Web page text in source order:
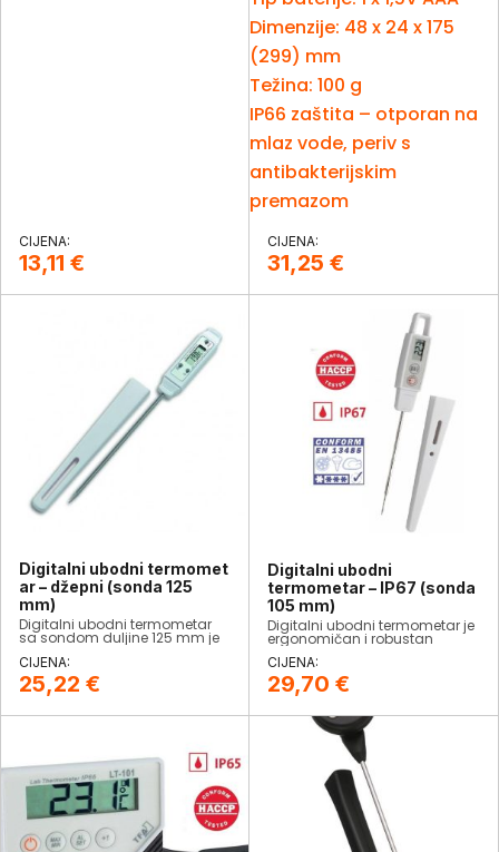
13,11 €
Dimenzije: 48 x 24 x 175
(299) mm
Težina: 100 g
IP66 zaštita – otporan na
mlaz vode, periv s
antibakterijskim
premazom
31,25 €
Digitalni ubodni termomet
ar – džepni (sonda 125
mm)
Digitalni ubodni termometar
sa sondom duljine 125 mm je
kompaktne džepne veličine.
25,22 €
Digitalni ubodni
termometar – IP67 (sonda
105 mm)
​Digitalni ubodni termometar je
ergonomičan i robustan
termometar s ubodnom
sondom od 105 mm.
29,70 €